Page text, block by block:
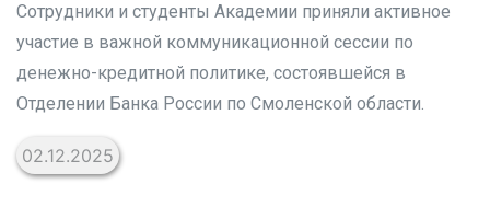
Сотрудники и студенты Академии приняли активное
участие в важной коммуникационной сессии по
денежно-кредитной политике, состоявшейся в
Отделении Банка России по Смоленской области.
02.12.2025